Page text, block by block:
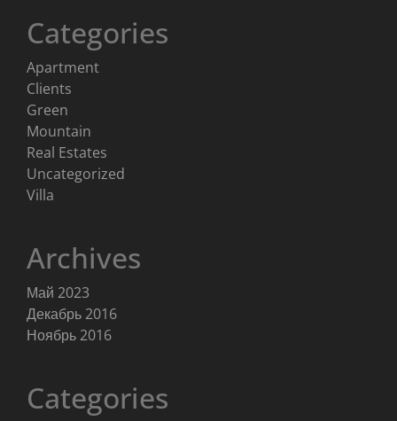
Categories
Apartment
Clients
Green
Mountain
Real Estates
Uncategorized
Villa
Archives
Май 2023
Декабрь 2016
Ноябрь 2016
Categories